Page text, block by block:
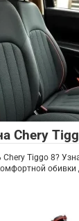
Chery
Tiggo 8?
обивки